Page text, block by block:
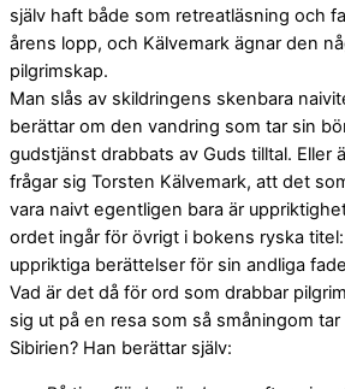
själv haft både som retreatläsning och
årens lopp, och Kälvemark ägnar den
pilgrimskap.
Man slås av skildringens skenbara
berättar om den vandring som tar sin
gudstjänst drabbats av Guds tilltal. Eller
frågar sig Torsten Kälvemark, att det
vara naivt egentligen bara är
ordet ingår för övrigt i bokens ryska titel:
uppriktiga berättelser för sin andliga
Vad är det då för ord som drabbar
sig ut på en resa som så småningom
Sibirien? Han berättar själv: